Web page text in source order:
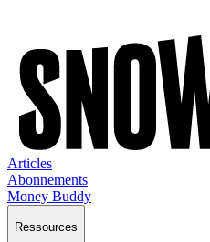
Articles
Abonnements
Money Buddy
Ressources